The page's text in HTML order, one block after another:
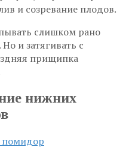
и созревание плодов.
слишком рано
и затягивать с
прищипка
нижних